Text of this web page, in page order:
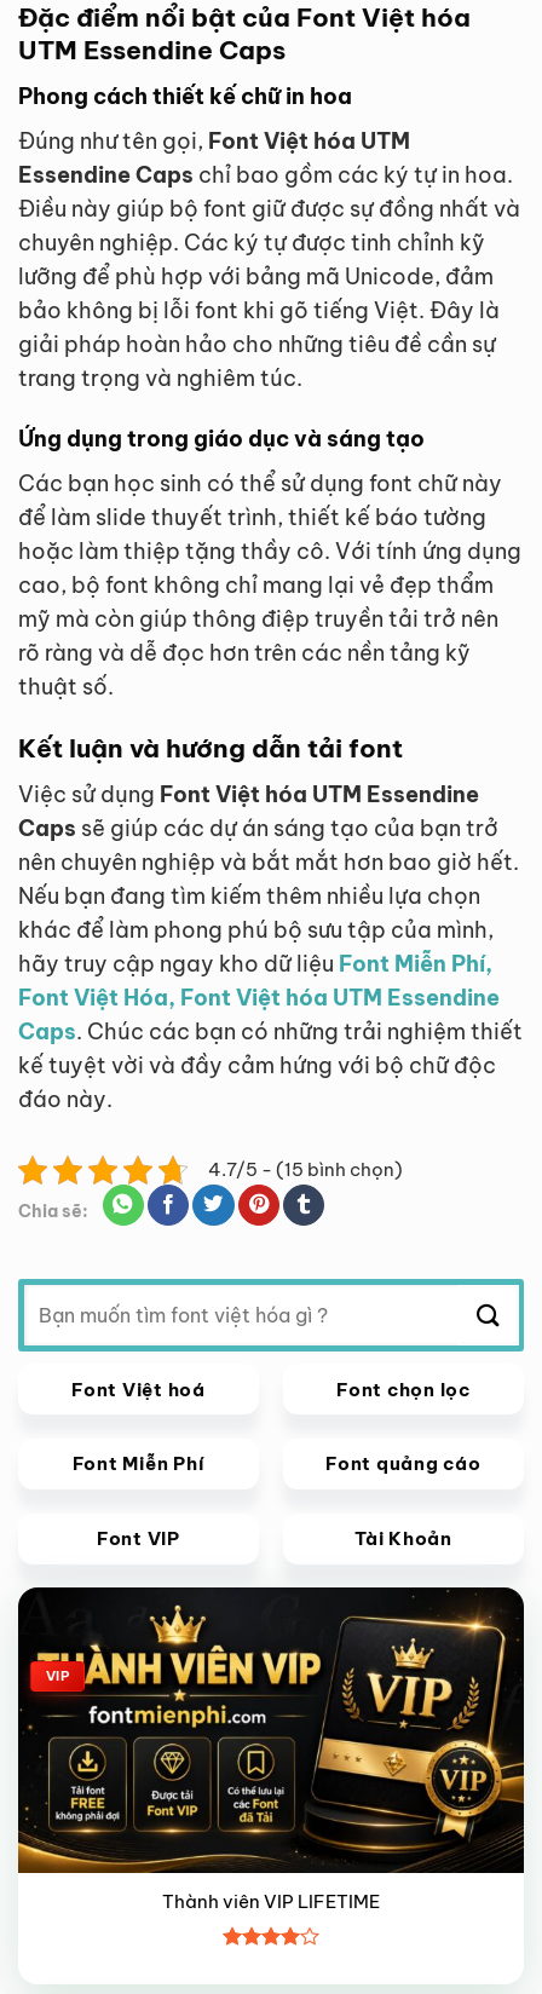
Đặc điểm nổi bật của Font Việt hóa
UTM Essendine Caps
Phong cách thiết kế chữ in hoa
Đúng như tên gọi, Font Việt hóa UTM
Essendine Caps chỉ bao gồm các ký tự in hoa.
Điều này giúp bộ font giữ được sự đồng nhất và
chuyên nghiệp. Các ký tự được tinh chỉnh kỹ
lưỡng để phù hợp với bảng mã Unicode, đảm
bảo không bị lỗi font khi gõ tiếng Việt. Đây là
giải pháp hoàn hảo cho những tiêu đề cần sự
trang trọng và nghiêm túc.
Ứng dụng trong giáo dục và sáng tạo
Các bạn học sinh có thể sử dụng font chữ này
để làm slide thuyết trình, thiết kế báo tường
hoặc làm thiệp tặng thầy cô. Với tính ứng dụng
cao, bộ font không chỉ mang lại vẻ đẹp thẩm
mỹ mà còn giúp thông điệp truyền tải trở nên
rõ ràng và dễ đọc hơn trên các nền tảng kỹ
thuật số.
Kết luận và hướng dẫn tải font
Việc sử dụng Font Việt hóa UTM Essendine
Caps sẽ giúp các dự án sáng tạo của bạn trở
nên chuyên nghiệp và bắt mắt hơn bao giờ hết.
Nếu bạn đang tìm kiếm thêm nhiều lựa chọn
khác để làm phong phú bộ sưu tập của mình,
hãy truy cập ngay kho dữ liệu Font Miễn Phí,
Font Việt Hóa, Font Việt hóa UTM Essendine
Caps. Chúc các bạn có những trải nghiệm thiết
kế tuyệt vời và đầy cảm hứng với bộ chữ độc
đáo này.
4.7/5 - (15 bình chọn)
Chia sẽ:
Tìm
kiếm:
Font Việt hoá Font chọn lọc
Font Miễn Phí Font quảng cáo
Font VIP Tài Khoản
Giảm giá!
VIP
Thành viên VIP LIFETIME
xếp hạng